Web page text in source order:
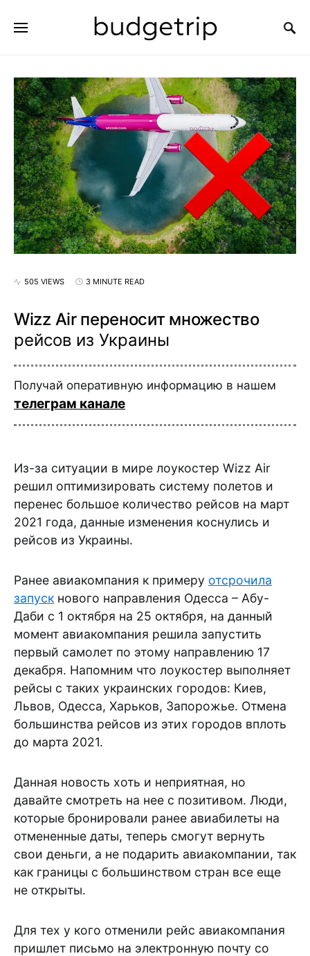
505 VIEWS 3 MINUTE READ
Wizz Air переносит множество
рейсов из Украины
Получай оперативную информацию в нашем
телеграм канале
Из-за ситуации в мире лоукостер Wizz Air
решил оптимизировать систему полетов и
перенес большое количество рейсов на март
2021 года, данные изменения коснулись и
рейсов из Украины.
Ранее авиакомпания к примеру отсрочила
запуск нового направления Одесса – Абу-
Даби с 1 октября на 25 октября, на данный
момент авиакомпания решила запустить
первый самолет по этому направлению 17
декабря. Напомним что лоукостер выполняет
рейсы с таких украинских городов: Киев,
Львов, Одесса, Харьков, Запорожье. Отмена
большинства рейсов из этих городов вплоть
до марта 2021.
Данная новость хоть и неприятная, но
давайте смотреть на нее с позитивом. Люди,
которые бронировали ранее авиабилеты на
отмененные даты, теперь смогут вернуть
свои деньги, а не подарить авиакомпании, так
как границы с большинством стран все еще
не открыты.
Для тех у кого отменили рейс авиакомпания
пришлет письмо на электронную почту со